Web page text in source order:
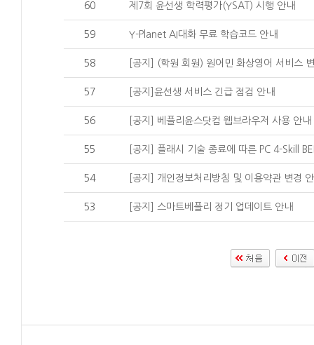
60 제7회 윤선생 학력평가(YSAT) 시행 안내
59 Y-Planet AI대화 무료 학습코드 안내
58 [공지] (학원 회원) 원어민 화상영어 서비스
57 [공지]윤선생 서비스 긴급 점검 안내
56 [공지] 베플리윤스닷컴 웹브라우저 사용 안내
55 [공지] 플래시 기술 종료에 따른 PC 4-Skill
54 [공지] 개인정보처리방침 및 이용약관 변경
53 [공지] 스마트베플리 정기 업데이트 안내